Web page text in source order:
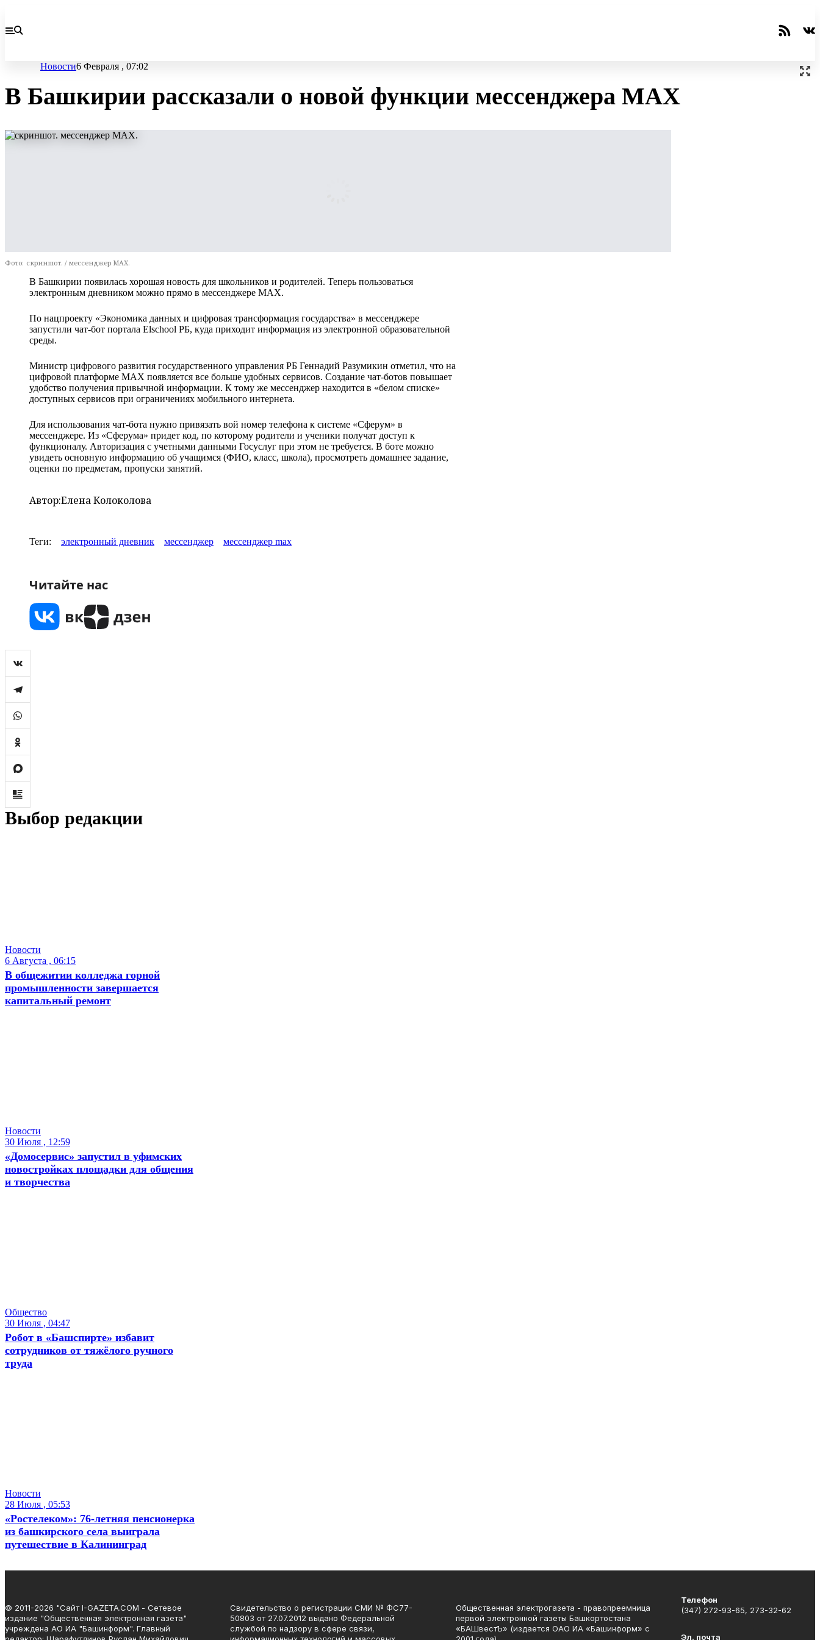
Новости6 Февраля , 07:02
В Башкирии рассказали о новой функции мессенджера MAX
Фото: скриншот. / мессенджер MAX.
В Башкирии появилась хорошая новость для школьников и родителей. Теперь пользоваться
электронным дневником можно прямо в мессенджере MAX.
По нацпроекту «Экономика данных и цифровая трансформация государства» в мессенджере
запустили чат-бот портала Elschool РБ, куда приходит информация из электронной образовательной
среды.
Министр цифрового развития государственного управления РБ Геннадий Разумикин отметил, что на
цифровой платформе MAX появляется все больше удобных сервисов. Создание чат-ботов повышает
удобство получения привычной информации. К тому же мессенджер находится в «белом списке»
доступных сервисов при ограничениях мобильного интернета.
Для использования чат-бота нужно привязать вой номер телефона к системе «Сферум» в
мессенджере. Из «Сферума» придет код, по которому родители и ученики получат доступ к
функционалу. Авторизация с учетными данными Госуслуг при этом не требуется. В боте можно
увидеть основную информацию об учащимся (ФИО, класс, школа), просмотреть домашнее задание,
оценки по предметам, пропуски занятий.
Автор:Елена Колоколова
Теги: электронный дневник мессенджер мессенджер max
Читайте нас
Выбор редакции
Новости
6 Августа , 06:15
В общежитии колледжа горной
промышленности завершается
капитальный ремонт
Новости
30 Июля , 12:59
«Домосервис» запустил в уфимских
новостройках площадки для общения
и творчества
Общество
30 Июля , 04:47
Робот в «Башспирте» избавит
сотрудников от тяжёлого ручного
труда
Новости
28 Июля , 05:53
«Ростелеком»: 76-летняя пенсионерка
из башкирского села выиграла
путешествие в Калининград
© 2011-2026 "Сайт I-GAZETA.COM - Сетевое
издание "Общественная электронная газета"
учреждена АО ИА "Башинформ". Главный
Свидетельство о регистрации СМИ № ФС77-
50803 от 27.07.2012 выдано Федеральной
службой по надзору в сфере связи,
Общественная электрогазета - правопреемница
первой электронной газеты Башкортостана
«БАШвестЪ» (издается ОАО ИА «Башинформ» с
Телефон
(347) 272-93-65, 273-32-62
Эл. почта